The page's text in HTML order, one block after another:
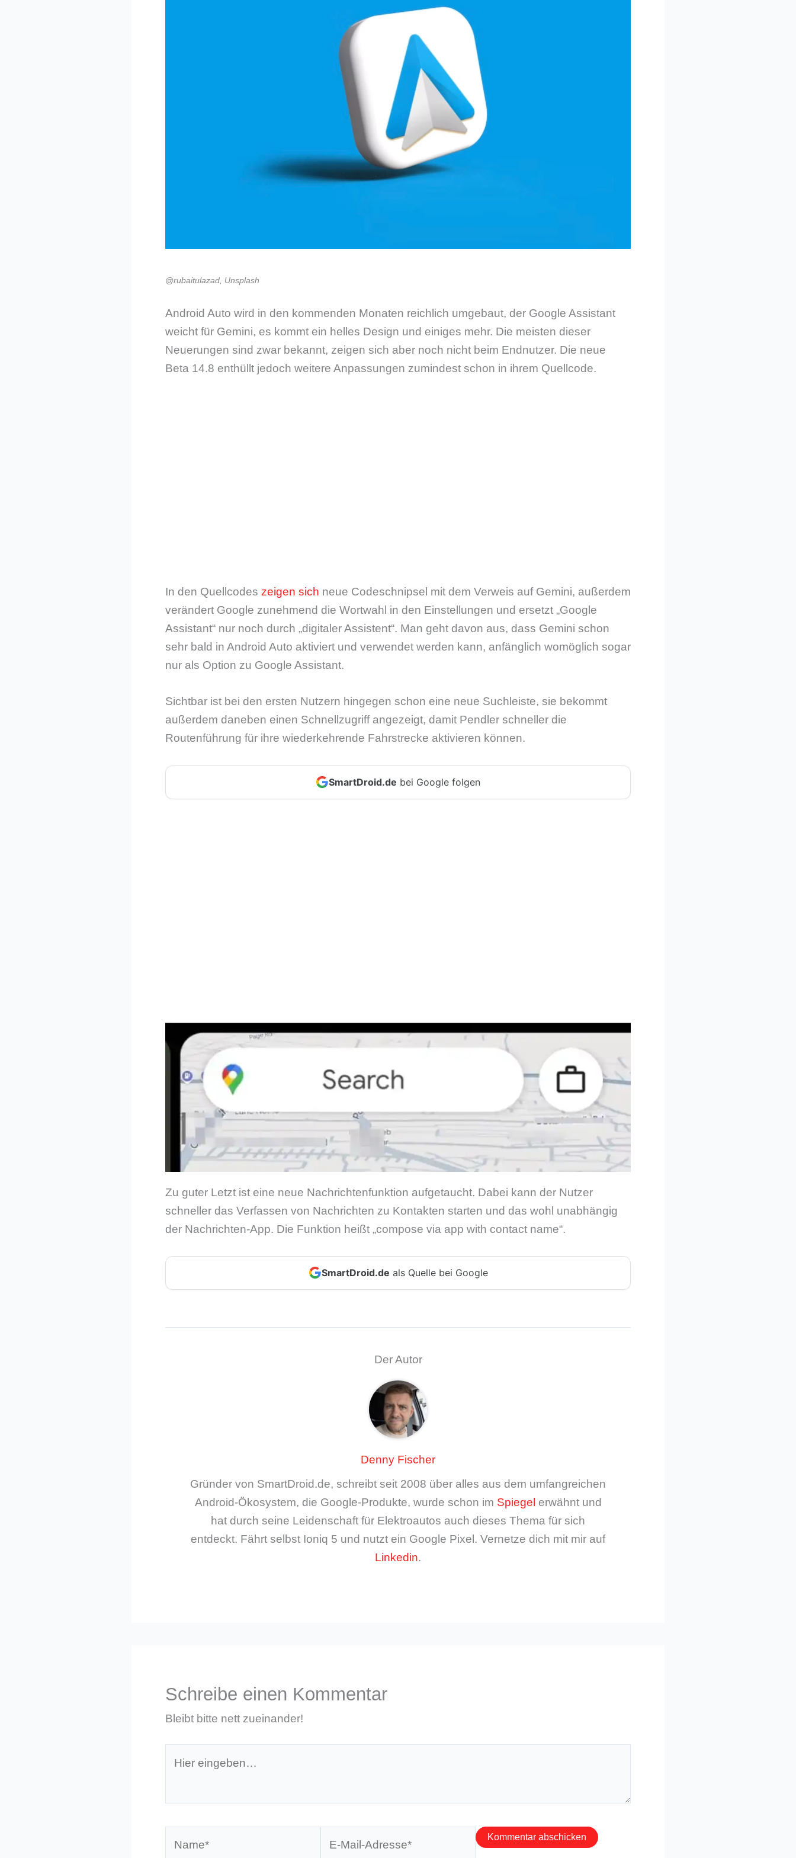
@rubaitulazad, Unsplash
Android Auto wird in den kommenden Monaten reichlich umgebaut, der Google Assistant
weicht für Gemini, es kommt ein helles Design und einiges mehr. Die meisten dieser
Neuerungen sind zwar bekannt, zeigen sich aber noch nicht beim Endnutzer. Die neue
Beta 14.8 enthüllt jedoch weitere Anpassungen zumindest schon in ihrem Quellcode.
In den Quellcodes zeigen sich neue Codeschnipsel mit dem Verweis auf Gemini, außerdem
verändert Google zunehmend die Wortwahl in den Einstellungen und ersetzt „Google
Assistant“ nur noch durch „digitaler Assistent“. Man geht davon aus, dass Gemini schon
sehr bald in Android Auto aktiviert und verwendet werden kann, anfänglich womöglich sogar
nur als Option zu Google Assistant.
Sichtbar ist bei den ersten Nutzern hingegen schon eine neue Suchleiste, sie bekommt
außerdem daneben einen Schnellzugriff angezeigt, damit Pendler schneller die
Routenführung für ihre wiederkehrende Fahrstrecke aktivieren können.
SmartDroid.de bei Google folgen
Zu guter Letzt ist eine neue Nachrichtenfunktion aufgetaucht. Dabei kann der Nutzer
schneller das Verfassen von Nachrichten zu Kontakten starten und das wohl unabhängig
der Nachrichten-App. Die Funktion heißt „compose via app with contact name“.
SmartDroid.de als Quelle bei Google
Der Autor
Denny Fischer
Gründer von SmartDroid.de, schreibt seit 2008 über alles aus dem umfangreichen
Android-Ökosystem, die Google-Produkte, wurde schon im Spiegel erwähnt und
hat durch seine Leidenschaft für Elektroautos auch dieses Thema für sich
entdeckt. Fährt selbst Ioniq 5 und nutzt ein Google Pixel. Vernetze dich mit mir auf
Linkedin.
Schreibe einen Kommentar
Bleibt bitte nett zueinander!
eingeben…